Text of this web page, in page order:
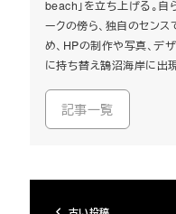
beach」を立ち上げる。自
ークの傍ら、独自のセンス
め、HPの制作や写真、デ
に持ち替え鵠沼海岸に出現
記事一覧